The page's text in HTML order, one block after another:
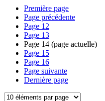
Première page
Page précédente
Page 12
Page 13
Page 14 (page actuelle)
Page 15
Page 16
Page suivante
Dernière page